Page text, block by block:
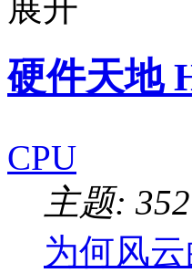
硬件天地
CPU
主题:
为何风